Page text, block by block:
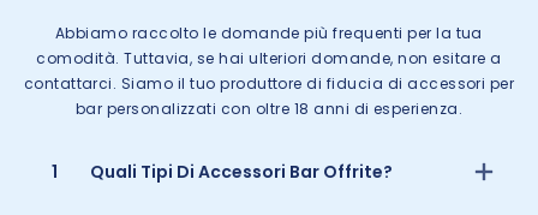
Abbiamo raccolto le domande più frequenti per la tua
comodità. Tuttavia, se hai ulteriori domande, non esitare a
contattarci. Siamo il tuo produttore di fiducia di accessori per
bar personalizzati con oltre 18 anni di esperienza.
1 Quali Tipi Di Accessori Bar Offrite?